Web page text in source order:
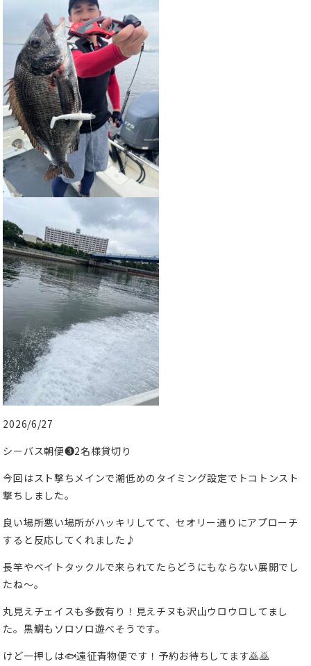
2026/6/27
シーバス朝便❸2名様貸切り
今回はスト撃ちメインで潮低めのタイミング設定でトコトンスト
撃ちしました。
良い場所悪い場所がハッキリしてて、セオリー通りにアプローチ
すると反応してくれました♪
長竿やベイトタックルで来られてたらどうにもならない展開でし
たね〜。
丸見えチェイスも多数有り！見えチヌも沢山ウロウロしてまし
た。黒鯛もソロソロ遊べそうです。
けど一押しは🐟遠征青物便です！予約お待ちしてます🙇🙇